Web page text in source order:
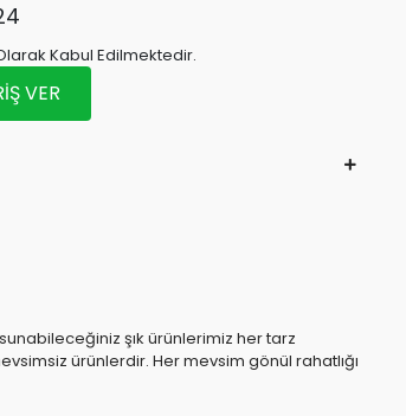
Kabul Edilmektedir.
VER
şık ürünlerimiz her tarz
ürünlerdir. Her mevsim gönül rahatlığı